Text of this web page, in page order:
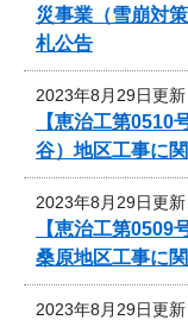
災事業（雪崩対
札公告
2023年8月29日更新
【恵治工第
谷）地区工事に
2023年8月29日更新
【恵治工第
桑原地区工事に
2023年8月29日更新